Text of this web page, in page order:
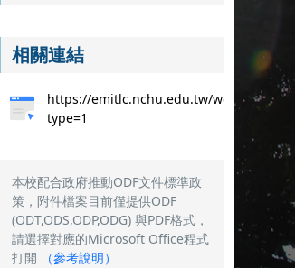
相關連結
https://emitlc.nchu.edu.tw/workshop?
type=1
本校配合政府推動ODF文件標準政
策，附件檔案目前僅提供ODF
(ODT,ODS,ODP,ODG) 與PDF格式，
請選擇對應的Microsoft Office程式
打開
（參考說明）